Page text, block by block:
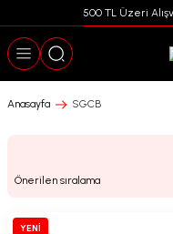
500 TL Üzeri
Geri
Anasayfa SGCB
YENİ
SGCB